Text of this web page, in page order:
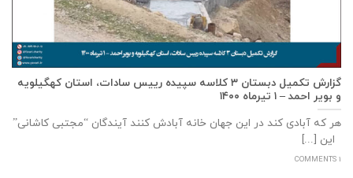
گزارش تکمیل دبستان ۳ کلاسه سپيده رييس سادات، استان كهگيلويه
و بوير احمد – ۱ تیرماه ۱۴۰۰
هر که آبادی کند در این جهان خانه آبادش کنند آیندگان “مجتبی کاشانی”
این [...]
1 COMMENTS